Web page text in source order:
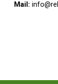
Mail: